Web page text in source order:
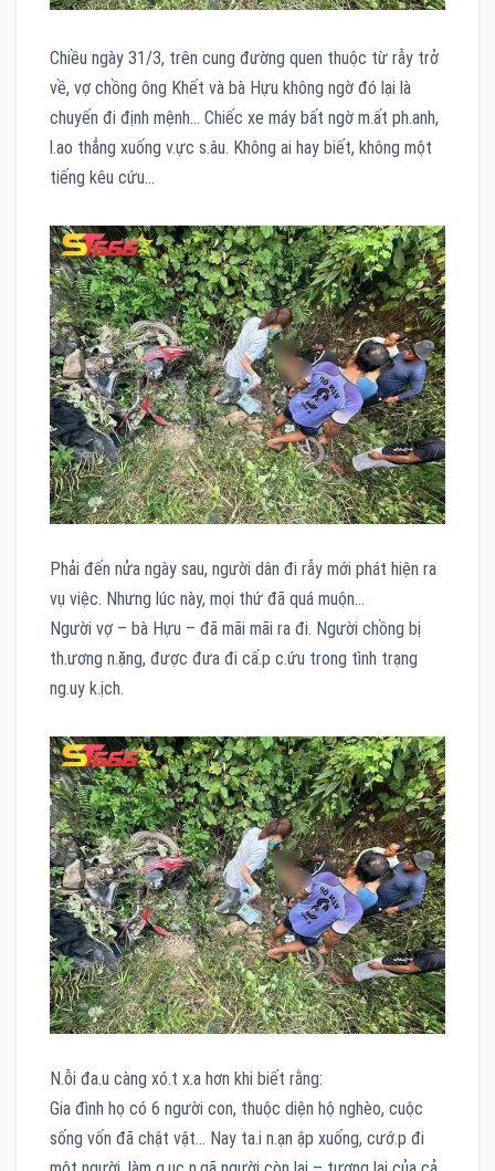
Chiều ngày 31/3, trên cung đường quen thuộc từ rẫy trở
về, vợ chồng ông Khết và bà Hựu không ngờ đó lại là
chuyến đi định mệnh… Chiếc xe máy bất ngờ m.ất ph.anh,
l.ao thẳng xuống v.ực s.âu. Không ai hay biết, không một
tiếng kêu cứu…
Phải đến nửa ngày sau, người dân đi rẫy mới phát hiện ra
vụ việc. Nhưng lúc này, mọi thứ đã quá muộn…
Người vợ – bà Hựu – đã mãi mãi ra đi. Người chồng bị
th.ương n.ặng, được đưa đi cấ.p c.ứu trong tình trạng
ng.uy k.ịch.
N.ỗi đa.u càng xó.t x.a hơn khi biết rằng:
Gia đình họ có 6 người con, thuộc diện hộ nghèo, cuộc
sống vốn đã chật vật… Nay ta.i n.ạn ập xuống, cướ.p đi